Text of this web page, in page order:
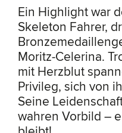
Ein Highlight war
Skeleton Fahrer,
Moritz-Celerina.
mit Herzblut
Privileg, sich von
Seine
wahren Vorbild –